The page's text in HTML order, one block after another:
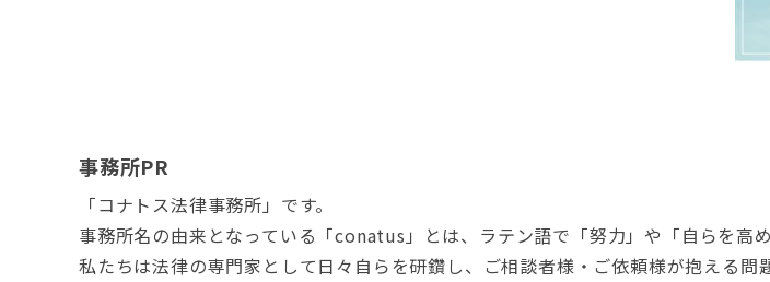
事務所PR
「コナトス法律事務所」です。
事務所名の由来となっている「conatus」とは、ラテン語で「努力」や「自らを高
私たちは法律の専門家として日々自らを研鑽し、ご相談者様・ご依頼様が抱える問